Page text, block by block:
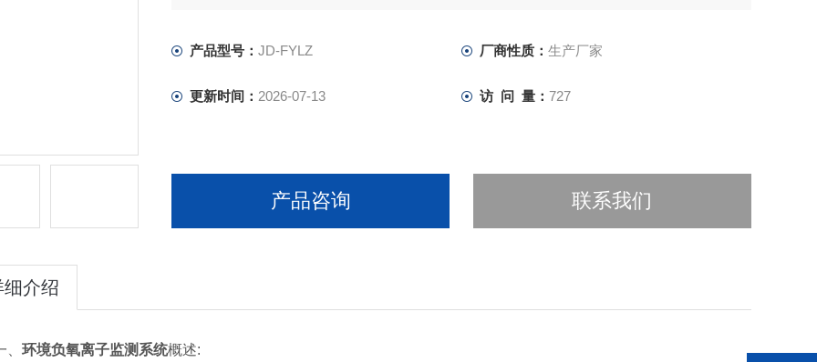
产品型号： JD-FYLZ 厂商性质： 生产厂家
更新时间： 2026-07-13 访 问 量： 727
产品咨询 联系我们
细介绍
环境负氧离子监测系统概述: